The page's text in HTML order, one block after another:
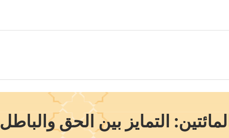
التمايز بين الحق والباطل